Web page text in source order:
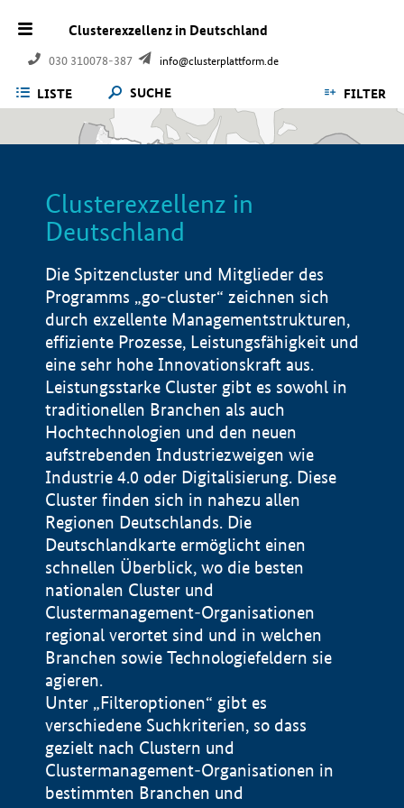
Clusterexzellenz in Deutschland
030 310078-387 info@clusterplattform.de
LISTE SUCHE FILTER
Clusterexzellenz in
Deutschland
Die Spitzencluster und Mitglieder des
Programms „go-cluster“ zeichnen sich
durch exzellente Managementstrukturen,
effiziente Prozesse, Leistungsfähigkeit und
eine sehr hohe Innovationskraft aus.
Leistungsstarke Cluster gibt es sowohl in
traditionellen Branchen als auch
Hochtechnologien und den neuen
aufstrebenden Industriezweigen wie
Industrie 4.0 oder Digitalisierung. Diese
Cluster finden sich in nahezu allen
Regionen Deutschlands. Die
Deutschlandkarte ermöglicht einen
schnellen Überblick, wo die besten
nationalen Cluster und
Clustermanagement-Organisationen
regional verortet sind und in welchen
Branchen sowie Technologiefeldern sie
agieren.
Unter „Filteroptionen“ gibt es
verschiedene Suchkriterien, so dass
gezielt nach Clustern und
Clustermanagement-Organisationen in
bestimmten Branchen und
Impressum
Datenschutzerklärung
BMWE, 2026 ©
100 km © Geobasis-DE / BKG 2015